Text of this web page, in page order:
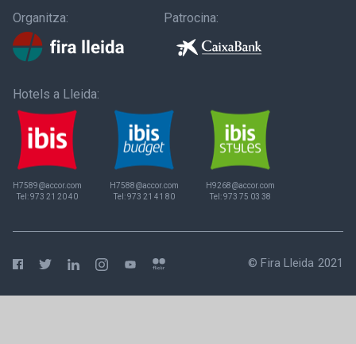
Organitza: Patrocina:
Hotels a Lleida:
H7589@accor.com
Tel:973 21 20 40
H7588@accor.com
Tel:973 21 41 80
H9268@accor.com
Tel:973 75 03 38
© Fira Lleida 2021